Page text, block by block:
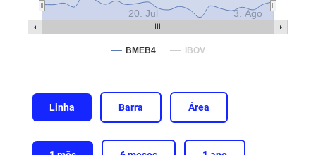
20. Jul 3. Ago
BMEB4 IBOV